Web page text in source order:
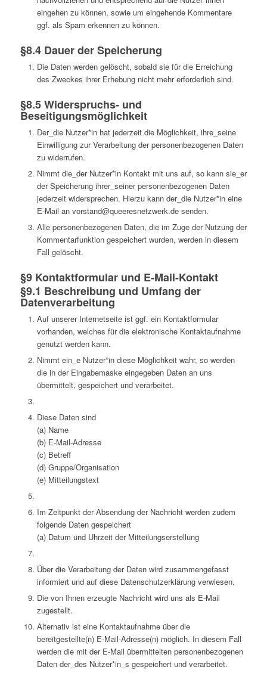
eingehen zu können, sowie um eingehende Kommentare
ggf. als Spam erkennen zu können.
§8.4 Dauer der Speicherung
Die Daten werden gelöscht, sobald sie für die Erreichung
des Zweckes ihrer Erhebung nicht mehr erforderlich sind.
§8.5 Widerspruchs- und
Beseitigungsmöglichkeit
Der_die Nutzer*in hat jederzeit die Möglichkeit, ihre_seine
Einwilligung zur Verarbeitung der personenbezogenen Daten
zu widerrufen.
Nimmt die_der Nutzer*in Kontakt mit uns auf, so kann sie_er
der Speicherung ihrer_seiner personenbezogenen Daten
jederzeit widersprechen. Hierzu kann der_die Nutzer*in eine
E-Mail an vorstand@queeresnetzwerk.de senden.
Alle personenbezogenen Daten, die im Zuge der Nutzung der
Kommentarfunktion gespeichert wurden, werden in diesem
Fall gelöscht.
§9 Kontaktformular und E-Mail-Kontakt
§9.1 Beschreibung und Umfang der
Datenverarbeitung
Auf unserer Internetseite ist ggf. ein Kontaktformular
vorhanden, welches für die elektronische Kontaktaufnahme
genutzt werden kann.
Nimmt ein_e Nutzer*in diese Möglichkeit wahr, so werden
die in der Eingabemaske eingegeben Daten an uns
übermittelt, gespeichert und verarbeitet.
Diese Daten sind
(a) Name
(b) E-Mail-Adresse
(c) Betreff
(d) Gruppe/Organisation
(e) Mitteilungstext
Im Zeitpunkt der Absendung der Nachricht werden zudem
folgende Daten gespeichert
(a) Datum und Uhrzeit der Mitteilungserstellung
Über die Verarbeitung der Daten wird zusammengefasst
informiert und auf diese Datenschutzerklärung verwiesen.
Die von Ihnen erzeugte Nachricht wird uns als E-Mail
zugestellt.
Alternativ ist eine Kontaktaufnahme über die
bereitgestellte(n) E-Mail-Adresse(n) möglich. In diesem Fall
werden die mit der E-Mail übermittelten personenbezogenen
Daten der_des Nutzer*in_s gespeichert und verarbeitet.